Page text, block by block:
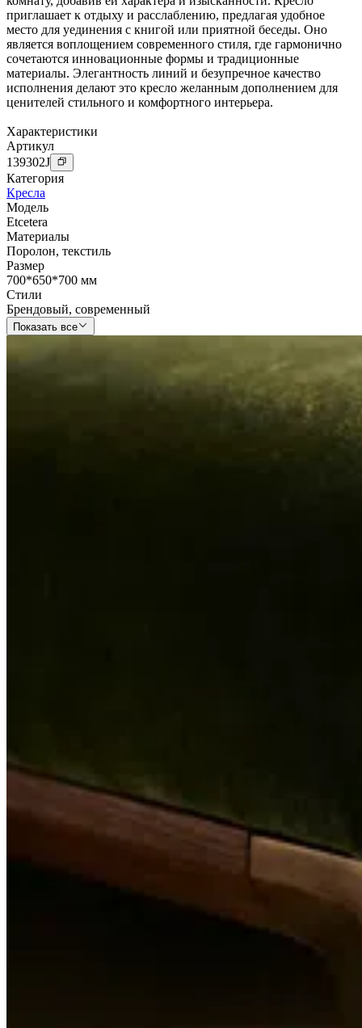
приглашает к отдыху и расслаблению, предлагая удобное
место для уединения с книгой или приятной беседы. Оно
является воплощением современного стиля, где гармонично
сочетаются инновационные формы и традиционные
материалы. Элегантность линий и безупречное качество
исполнения делают это кресло желанным дополнением для
ценителей стильного и комфортного интерьера.
Характеристики
Артикул
139302J
Категория
Кресла
Модель
Etcetera
Материалы
Поролон, текстиль
Размер
700*650*700 мм
Стили
Брендовый, современный
Показать все